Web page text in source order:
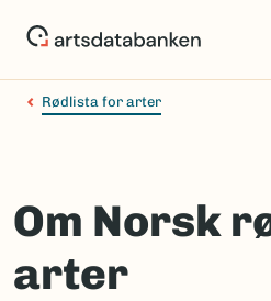
Rødlista for arter
Om Norsk
arter